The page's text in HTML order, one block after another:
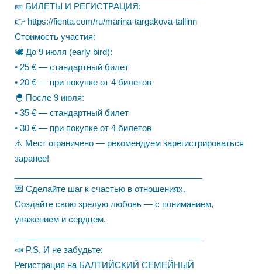
🎫 БИЛЕТЫ И РЕГИСТРАЦИЯ:
👉 https://fienta.com/ru/marina-targakova-tallinn
Стоимость участия:
🕊 До 9 июля (early bird):
• 25 € — стандартный билет
• 20 € — при покупке от 4 билетов
🐣 После 9 июля:
• 35 € — стандартный билет
• 30 € — при покупке от 4 билетов
⚠️ Мест ограничено — рекомендуем зарегистрироваться
заранее!
💌 Сделайте шаг к счастью в отношениях.
Создайте свою зрелую любовь — с пониманием,
уважением и сердцем.
📣 P.S. И не забудьте:
Регистрация на БАЛТИЙСКИЙ СЕМЕЙНЫЙ